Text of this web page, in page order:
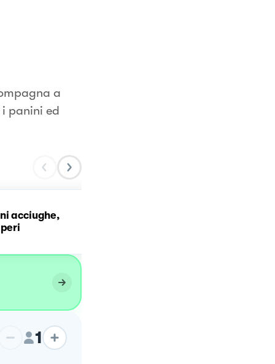
a
panini ed
acciughe,
1